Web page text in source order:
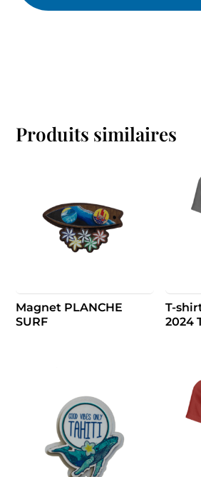
Produits similaires
Magnet PLANCHE
SURF
T-
2024